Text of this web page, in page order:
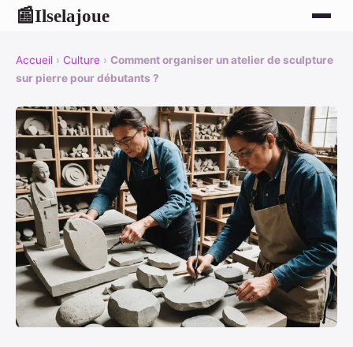
📰Ilselajoue
Accueil › Culture › Comment organiser un atelier de sculpture
sur pierre pour débutants ?